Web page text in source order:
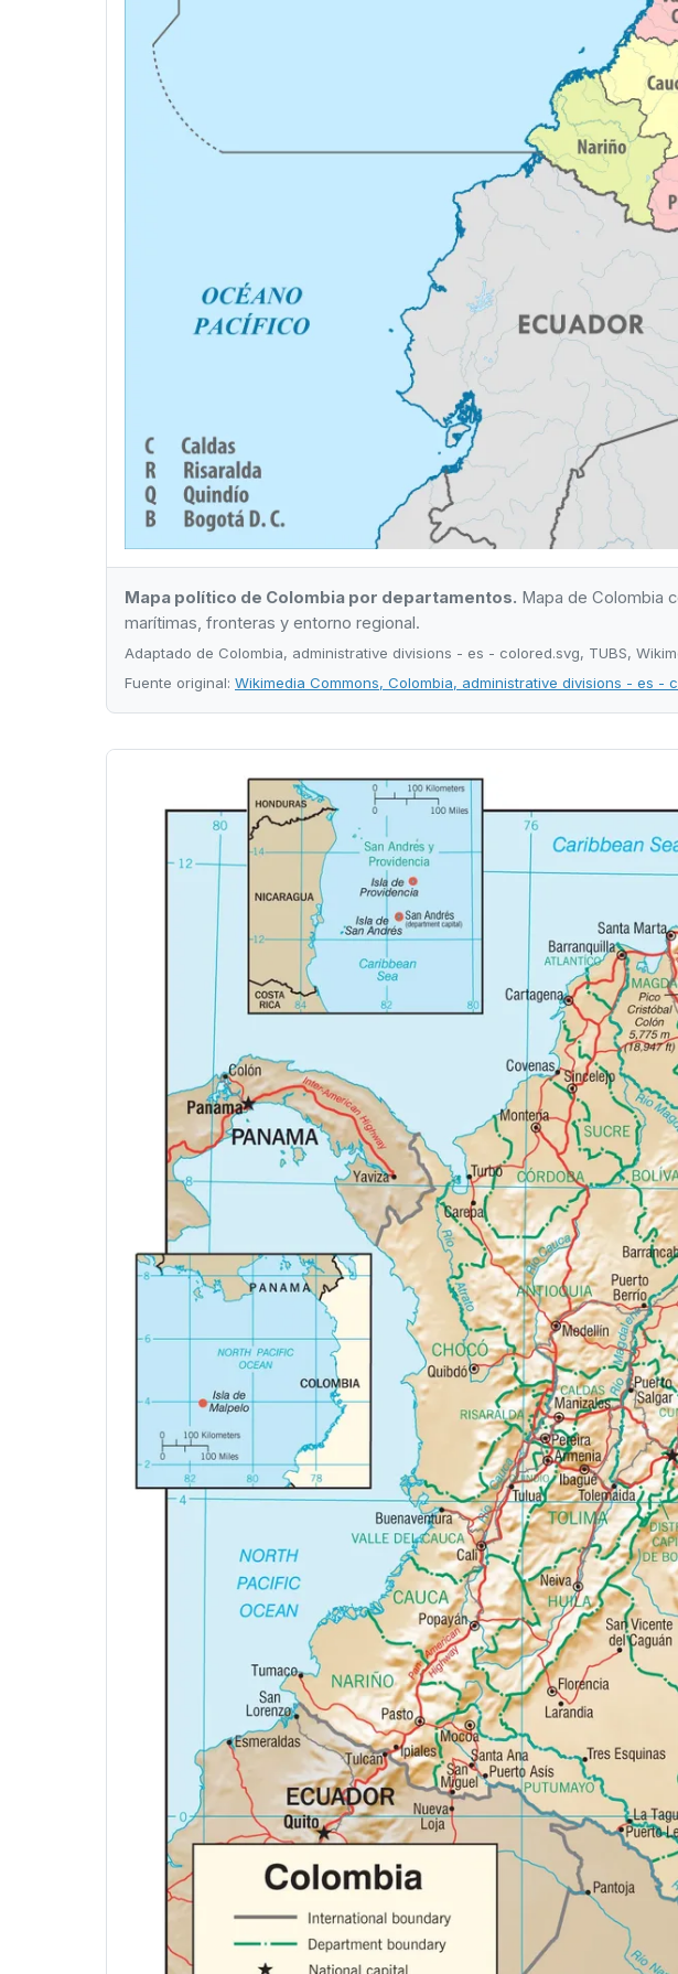
Mapa político de Colombia por departamentos. Mapa de Colombia
marítimas, fronteras y entorno regional.
Adaptado de Colombia, administrative divisions - es - colored.svg, TUBS,
Fuente original: Wikimedia Commons, Colombia, administrative divisions - es -